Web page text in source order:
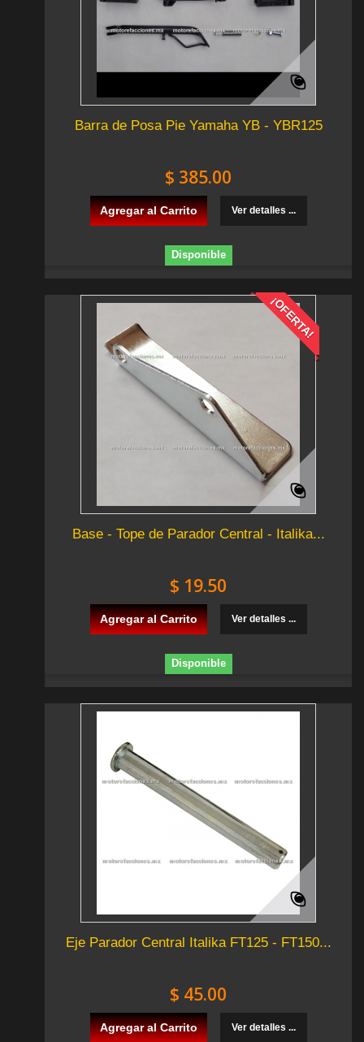
Barra de Posa Pie Yamaha YB - YBR125
$ 385.00
Agregar al Carrito Ver detalles ...
Disponible
¡OFERTA!
Base - Tope de Parador Central - Italika...
$ 19.50
Agregar al Carrito Ver detalles ...
Disponible
Eje Parador Central Italika FT125 - FT150...
$ 45.00
Agregar al Carrito Ver detalles ...